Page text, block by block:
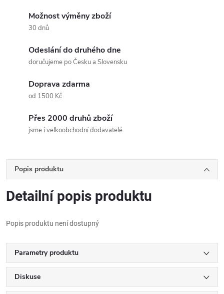
Možnost výměny zboží
30 dnů
Odeslání do druhého dne
doručujeme po Česku a Slovensku
Doprava zdarma
od 1500 Kč
Přes 2000 druhů zboží
jsme i velkoobchodní dodavatelé
Popis produktu
Detailní popis produktu
Popis produktu není dostupný
Parametry produktu
Diskuse